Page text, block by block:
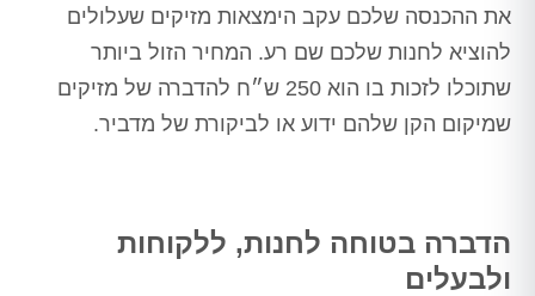
את ההכנסה שלכם עקב הימצאות מזיקים שעלולים
להוציא לחנות שלכם שם רע. המחיר הזול ביותר
שתוכלו לזכות בו הוא 250 ש״ח להדברה של מזיקים
שמיקום הקן שלהם ידוע או לביקורת של מדביר.
הדברה בטוחה לחנות, ללקוחות
ולבעלים